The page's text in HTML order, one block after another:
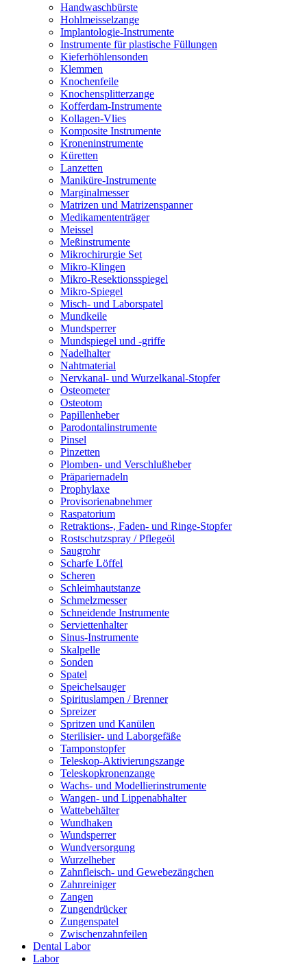
Handwaschbürste
Hohlmeisselzange
Implantologie-Instrumente
Instrumente für plastische Füllungen
Kieferhöhlensonden
Klemmen
Knochenfeile
Knochensplitterzange
Kofferdam-Instrumente
Kollagen-Vlies
Komposite Instrumente
Kroneninstrumente
Küretten
Lanzetten
Maniküre-Instrumente
Marginalmesser
Matrizen und Matrizenspanner
Medikamententräger
Meissel
Meßinstrumente
Mikrochirurgie Set
Mikro-Klingen
Mikro-Resektionsspiegel
Mikro-Spiegel
Misch- und Laborspatel
Mundkeile
Mundsperrer
Mundspiegel und -griffe
Nadelhalter
Nahtmaterial
Nervkanal- und Wurzelkanal-Stopfer
Osteometer
Osteotom
Papillenheber
Parodontalinstrumente
Pinsel
Pinzetten
Plomben- und Verschlußheber
Präpariernadeln
Prophylaxe
Provisorienabnehmer
Raspatorium
Retraktions-, Faden- und Ringe-Stopfer
Rostschutzspray / Pflegeöl
Saugrohr
Scharfe Löffel
Scheren
Schleimhautstanze
Schmelzmesser
Schneidende Instrumente
Serviettenhalter
Sinus-Instrumente
Skalpelle
Sonden
Spatel
Speichelsauger
Spirituslampen / Brenner
Spreizer
Spritzen und Kanülen
Sterilisier- und Laborgefäße
Tamponstopfer
Teleskop-Aktivierungszange
Teleskopkronenzange
Wachs- und Modellierinstrumente
Wangen- und Lippenabhalter
Wattebehälter
Wundhaken
Wundsperrer
Wundversorgung
Wurzelheber
Zahnfleisch- und Gewebezängchen
Zahnreiniger
Zangen
Zungendrücker
Zungenspatel
Zwischenzahnfeilen
Dental Labor
Labor